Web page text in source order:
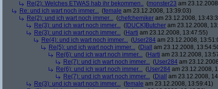
Re(2): Welches ETWAS hab ihr bekommen.. (monster23 am
Re: und ich wart noch immer... (female am 23.12.2008, 13:39:03)
Re(2): und ich wart noch immer... (chefchemiker am 23.12.2008,
Re(3): und ich wart noch immer... ([DUCK]Butcher am 23.12.2008,
Re(3): und ich wart noch immer... (Harti am 23.12.2008, 13:47:55)
Re(4): und ich wart noch immer... (User284 am 23.12.2008,
Re(5): und ich wart noch immer... (Diall
am 23.12.2008,
Re(6): und ich wart noch immer... (Harti am 23.12.2008,
Re(7): und ich wart noch immer... (User284 am
Re(6): und ich wart noch immer... (User284 am 23.12.2008,
Re(7): und ich wart noch immer... (Diall
am 23.12.2008,
Re(3): und ich wart noch immer... (female am 23.12.2008, 13:59:41)